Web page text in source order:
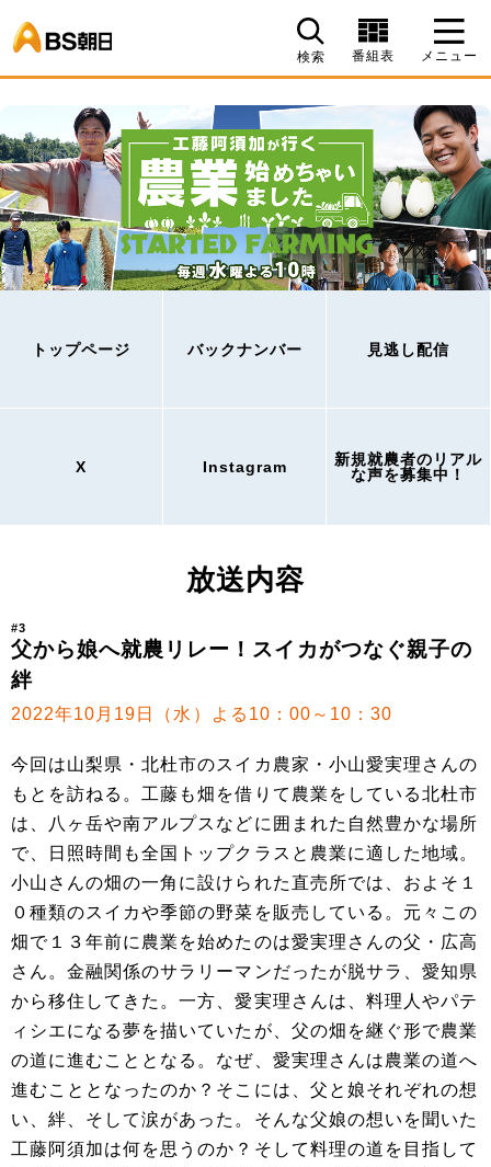
検索 番組表 メニュー
トップページ バックナンバー 見逃し配信
X Instagram
新規就農者のリアル
な声を募集中！
放送内容
#3
父から娘へ就農リレー！スイカがつなぐ親子の
絆
2022年10月19日（水）よる10：00～10：30
今回は山梨県・北杜市のスイカ農家・小山愛実理さんの
もとを訪ねる。工藤も畑を借りて農業をしている北杜市
は、八ヶ岳や南アルプスなどに囲まれた自然豊かな場所
で、日照時間も全国トップクラスと農業に適した地域。
小山さんの畑の一角に設けられた直売所では、およそ１
０種類のスイカや季節の野菜を販売している。元々この
畑で１３年前に農業を始めたのは愛実理さんの父・広高
さん。金融関係のサラリーマンだったが脱サラ、愛知県
から移住してきた。一方、愛実理さんは、料理人やパテ
ィシエになる夢を描いていたが、父の畑を継ぐ形で農業
の道に進むこととなる。なぜ、愛実理さんは農業の道へ
進むこととなったのか？そこには、父と娘それぞれの想
い、絆、そして涙があった。そんな父娘の想いを聞いた
工藤阿須加は何を思うのか？そして料理の道を目指して